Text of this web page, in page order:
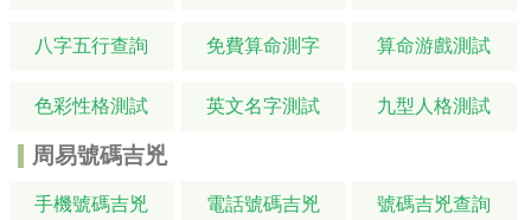
八字五行查詢 免費算命測字 算命游戲測試
色彩性格測試 英文名字測試 九型人格測試
周易號碼吉兇
手機號碼吉兇 電話號碼吉兇 號碼吉兇查詢